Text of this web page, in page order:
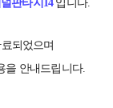
판타지14입니다.
되었으며
을 안내드립니다.